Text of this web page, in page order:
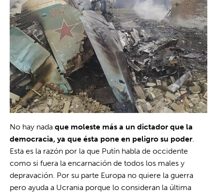
No hay nada que moleste más a un dictador que la
democracia, ya que ésta pone en peligro su poder.
Esta es la razón por la que Putín habla de occidente
como si fuera la encarnación de todos los males y
depravación. Por su parte Europa no quiere la guerra
pero ayuda a Ucrania porque lo consideran la última